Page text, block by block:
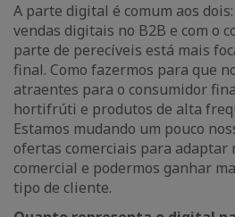
A parte digital é comum aos
vendas digitais no B2B e com o
parte de perecíveis está mais
final. Como fazermos para que
atraentes para o consumidor
hortifrúti e produtos de alta
Estamos mudando um pouco
ofertas comerciais para adaptar
comercial e podermos ganhar
tipo de cliente.